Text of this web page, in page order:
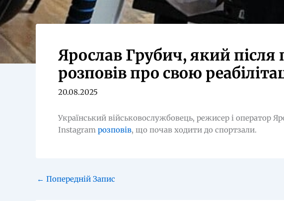
Ярослав Грубич, який
розповів про свою
20.08.2025
Український військовослужбовець, режисер і оператор
Instagram розповів, що почав ходити до спортзали.
← Попередній Запис